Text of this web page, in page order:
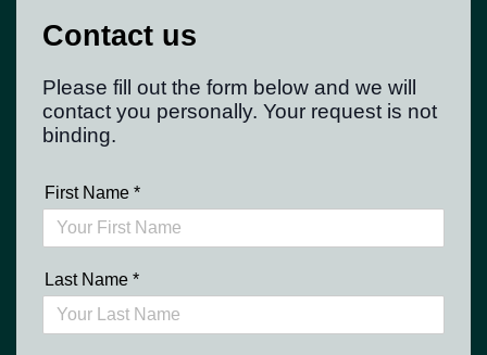
Contact us
Please fill out the form below and we will
contact you personally. Your request is not
binding.
First Name *
Last Name *